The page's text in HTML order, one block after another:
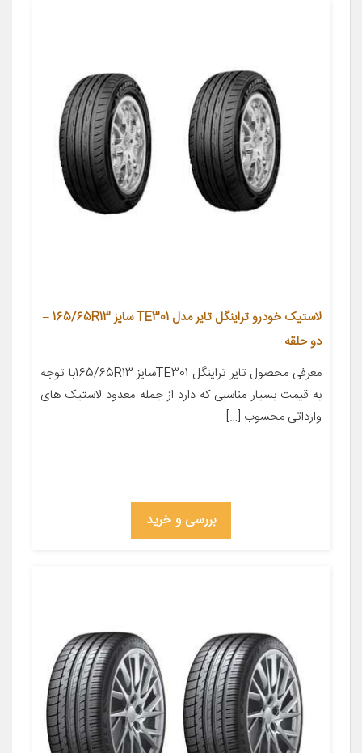
لاستیک خودرو تراینگل تایر مدل TE301 سایز 165/65R13 –
دو حلقه
معرفی محصول تایر تراینگل TE301سایز 165/65R13با توجه
به قیمت بسیار مناسبی که دارد از جمله معدود لاستیک های
وارداتی محسوب […]
بررسی و خرید